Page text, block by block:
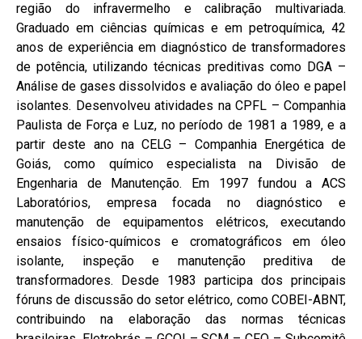
região do infravermelho e calibração multivariada.
Graduado em ciências químicas e em petroquímica, 42
anos de experiência em diagnóstico de transformadores
de potência, utilizando técnicas preditivas como DGA –
Análise de gases dissolvidos e avaliação do óleo e papel
isolantes. Desenvolveu atividades na CPFL – Companhia
Paulista de Força e Luz, no período de 1981 a 1989, e a
partir deste ano na CELG – Companhia Energética de
Goiás, como químico especialista na Divisão de
Engenharia de Manutenção. Em 1997 fundou a ACS
Laboratórios, empresa focada no diagnóstico e
manutenção de equipamentos elétricos, executando
ensaios físico-químicos e cromatográficos em óleo
isolante, inspeção e manutenção preditiva de
transformadores. Desde 1983 participa dos principais
fóruns de discussão do setor elétrico, como COBEI-ABNT,
contribuindo na elaboração das normas técnicas